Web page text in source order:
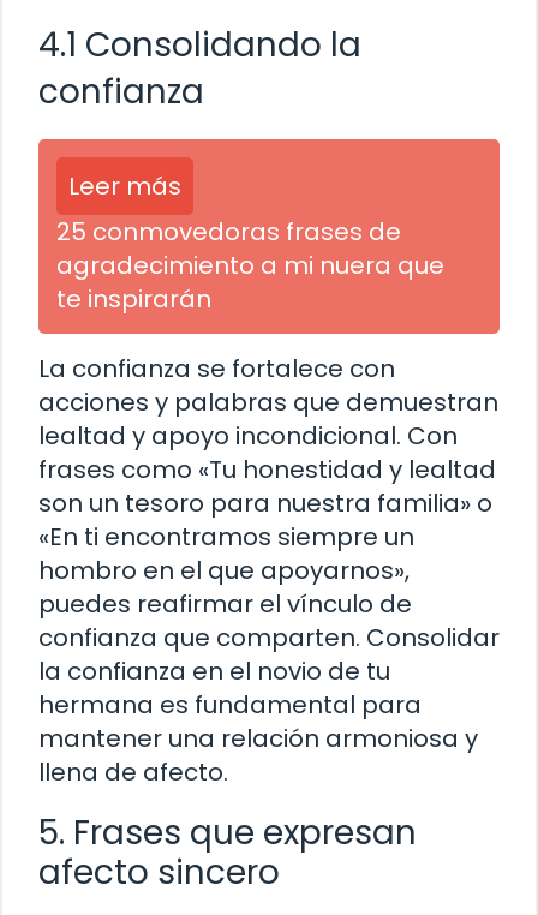
4.1 Consolidando la
confianza
Leer más
25 conmovedoras frases de
agradecimiento a mi nuera que
te inspirarán
La confianza se fortalece con
acciones y palabras que demuestran
lealtad y apoyo incondicional. Con
frases como «Tu honestidad y lealtad
son un tesoro para nuestra familia» o
«En ti encontramos siempre un
hombro en el que apoyarnos»,
puedes reafirmar el vínculo de
confianza que comparten. Consolidar
la confianza en el novio de tu
hermana es fundamental para
mantener una relación armoniosa y
llena de afecto.
5. Frases que expresan
afecto sincero